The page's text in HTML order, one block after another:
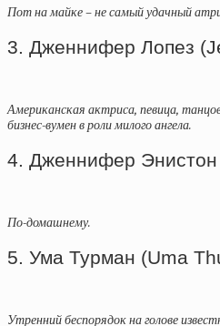
Пот на майке – не самый удачный
3. Дженнифер Лопез
Американская актриса, певица,
бизнес-вумен в роли милого ангела.
4. Дженнифер Энистон
По-домашнему.
5. Ума Турман (Uma
Утренний беспорядок на голове